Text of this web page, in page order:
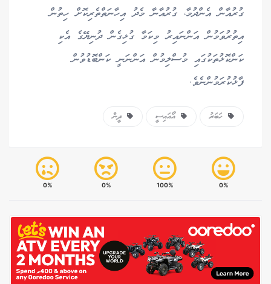
ގުރުއާން އެންދުމާ، ގުރުއާނާ މެދު އިހާނަތްތެރިކޮށް ހިތުން
އިތުރުވަމުން އަންނައިރު މިކަމާ ގުޅިގެން ދުނިޔޭގެ އެކި
ކަންކޮޅުތަކުގައި މުސްލިމުން އަންނަނީ ކަންބޮޑުވުން
ފާޅުކުރަމުންނެވެ.
ހަބަރު އޯއައިސީ ދީން
0%
100%
0%
0%